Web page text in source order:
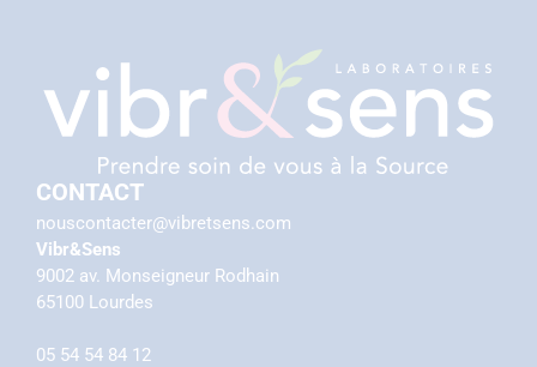
CONTACT
nouscontacter@vibretsens.com
Vibr&Sens
9002 av. Monseigneur Rodhain
65100 Lourdes
05 54 54 84 12